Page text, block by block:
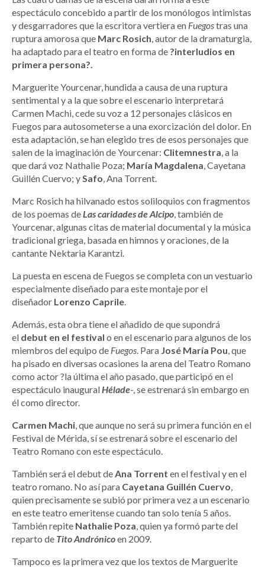
espectáculo concebido a partir de los monólogos intimistas
y desgarradores que la escritora vertiera en Fuegostras una
ruptura amorosa que Marc Rosich, autor de la dramaturgia,
ha adaptado para el teatro en forma de ?interludios en
primera persona?.
Marguerite Yourcenar, hundida a causa de una ruptura
sentimental y a la que sobre el escenario interpretará
Carmen Machi, cede su voz a 12 personajes clásicos en
Fuegos para autosometerse a una exorcización del dolor. En
esta adaptación, se han elegido tres de esos personajes que
salen de la imaginación de Yourcenar: Clitemnestra, a la
que dará voz Nathalie Poza; María Magdalena, Cayetana
Guillén Cuervo; ySafo, Ana Torrent.
Marc Rosich ha hilvanado estos soliloquios con fragmentos
de los poemas deLas caridades de Alcipo, también de
Yourcenar, algunas citas de material documental y la música
tradicional griega, basada en himnos y oraciones, de la
cantante Nektaria Karantzi.
La puesta en escena de Fuegos se completa con un vestuario
especialmente diseñado para este montaje por el
diseñador Lorenzo Caprile.
Además, esta obra tiene el añadido de que supondrá
el debut en el festival o en el escenario para algunos de los
miembros del equipo de Fuegos. Para José María Pou, que
ha pisado en diversas ocasiones la arena del Teatro Romano
como actor ?la última el año pasado, que participó en el
espectáculo inauguralHélade-, se estrenará sin embargo en
él como director.
Carmen Machi, que aunque no será su primera función en el
Festival de Mérida, sí se estrenará sobre el escenario del
Teatro Romano con este espectáculo.
También será el debut deAna Torrent en el festival y en el
teatro romano. No así para Cayetana Guillén Cuervo,
quien precisamente se subió por primera vez a un escenario
en este teatro emeritense cuando tan solo tenía 5 años.
También repite Nathalie Poza, quien ya formó parte del
reparto de Tito Andrónicoen 2009.
Tampoco es la primera vez que los textos de Marguerite